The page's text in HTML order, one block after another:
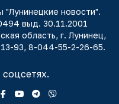
новости".
выд. 30.11.2001
область, г. Лунинец,
93, 8-044-55-2-26-65.